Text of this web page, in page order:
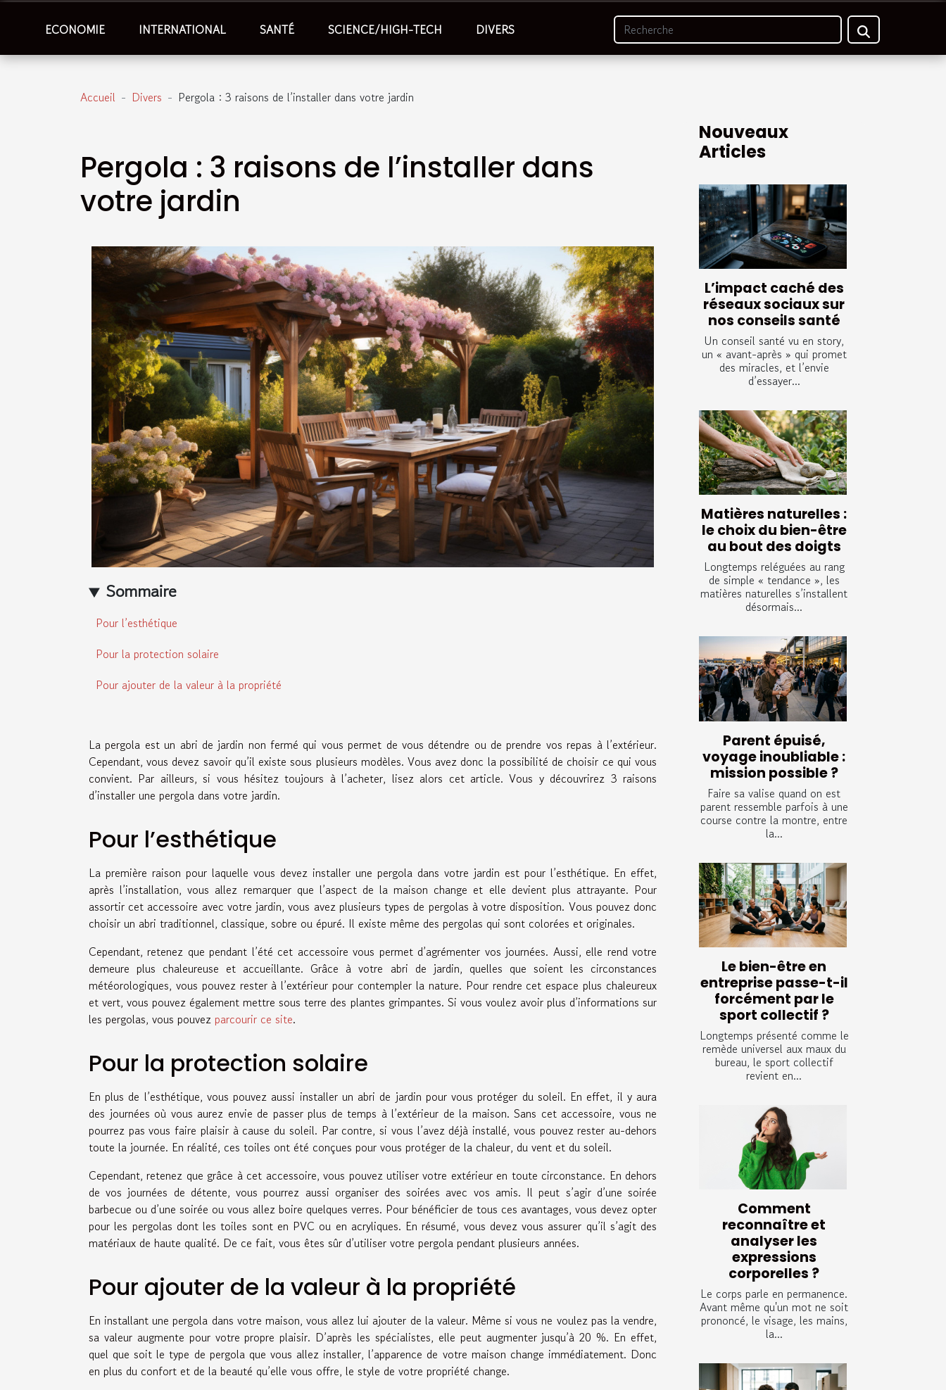
ECONOMIE INTERNATIONAL SANTÉ SCIENCE/HIGH-TECH DIVERS
Accueil Divers Pergola : 3 raisons de l’installer dans votre jardin
Pergola : 3 raisons de l’installer dans
votre jardin
Sommaire
Pour l’esthétique
Pour la protection solaire
Pour ajouter de la valeur à la propriété
La pergola est un abri de jardin non fermé qui vous permet de vous détendre ou de prendre vos repas à l’extérieur.
Cependant, vous devez savoir qu’il existe sous plusieurs modèles. Vous avez donc la possibilité de choisir ce qui vous
convient. Par ailleurs, si vous hésitez toujours à l’acheter, lisez alors cet article. Vous y découvrirez 3 raisons
d’installer une pergola dans votre jardin.
Pour l’esthétique
La première raison pour laquelle vous devez installer une pergola dans votre jardin est pour l’esthétique. En effet,
après l’installation, vous allez remarquer que l’aspect de la maison change et elle devient plus attrayante. Pour
assortir cet accessoire avec votre jardin, vous avez plusieurs types de pergolas à votre disposition. Vous pouvez donc
choisir un abri traditionnel, classique, sobre ou épuré. Il existe même des pergolas qui sont colorées et originales.
Cependant, retenez que pendant l’été cet accessoire vous permet d’agrémenter vos journées. Aussi, elle rend votre
demeure plus chaleureuse et accueillante. Grâce à votre abri de jardin, quelles que soient les circonstances
météorologiques, vous pouvez rester à l’extérieur pour contempler la nature. Pour rendre cet espace plus chaleureux
et vert, vous pouvez également mettre sous terre des plantes grimpantes. Si vous voulez avoir plus d’informations sur
les pergolas, vous pouvez parcourir ce site.
Pour la protection solaire
En plus de l’esthétique, vous pouvez aussi installer un abri de jardin pour vous protéger du soleil. En effet, il y aura
des journées où vous aurez envie de passer plus de temps à l’extérieur de la maison. Sans cet accessoire, vous ne
pourrez pas vous faire plaisir à cause du soleil. Par contre, si vous l’avez déjà installé, vous pouvez rester au-dehors
toute la journée. En réalité, ces toiles ont été conçues pour vous protéger de la chaleur, du vent et du soleil.
Cependant, retenez que grâce à cet accessoire, vous pouvez utiliser votre extérieur en toute circonstance. En dehors
de vos journées de détente, vous pourrez aussi organiser des soirées avec vos amis. Il peut s’agir d’une soirée
barbecue ou d’une soirée ou vous allez boire quelques verres. Pour bénéficier de tous ces avantages, vous devez opter
pour les pergolas dont les toiles sont en PVC ou en acryliques. En résumé, vous devez vous assurer qu’il s’agit des
matériaux de haute qualité. De ce fait, vous êtes sûr d’utiliser votre pergola pendant plusieurs années.
Pour ajouter de la valeur à la propriété
En installant une pergola dans votre maison, vous allez lui ajouter de la valeur. Même si vous ne voulez pas la vendre,
sa valeur augmente pour votre propre plaisir. D’après les spécialistes, elle peut augmenter jusqu’à 20 %. En effet,
quel que soit le type de pergola que vous allez installer, l’apparence de votre maison change immédiatement. Donc
en plus du confort et de la beauté qu’elle vous offre, le style de votre propriété change.
Nouveaux
Articles
L’impact caché des
réseaux sociaux sur
nos conseils santé
Un conseil santé vu en story,
un « avant-après » qui promet
des miracles, et l’envie
d’essayer...
Matières naturelles :
le choix du bien-être
au bout des doigts
Longtemps reléguées au rang
de simple « tendance », les
matières naturelles s’installent
désormais...
Parent épuisé,
voyage inoubliable :
mission possible ?
Faire sa valise quand on est
parent ressemble parfois à une
course contre la montre, entre
la...
Le bien-être en
entreprise passe-t-il
forcément par le
sport collectif ?
Longtemps présenté comme le
remède universel aux maux du
bureau, le sport collectif
revient en...
Comment
reconnaître et
analyser les
expressions
corporelles ?
Le corps parle en permanence.
Avant même qu'un mot ne soit
prononcé, le visage, les mains,
la...